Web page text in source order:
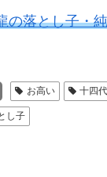
の落とし子・
お高い 十四代
し子